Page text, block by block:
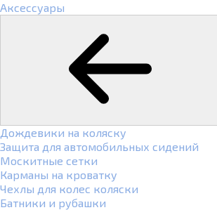
Аксессуары
Дождевики на коляску
Защита для автомобильных сидений
Москитные сетки
Карманы на кроватку
Чехлы для колес коляски
Батники и рубашки